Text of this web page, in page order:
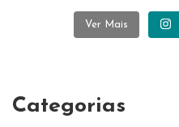
Ver Mais
Categorias